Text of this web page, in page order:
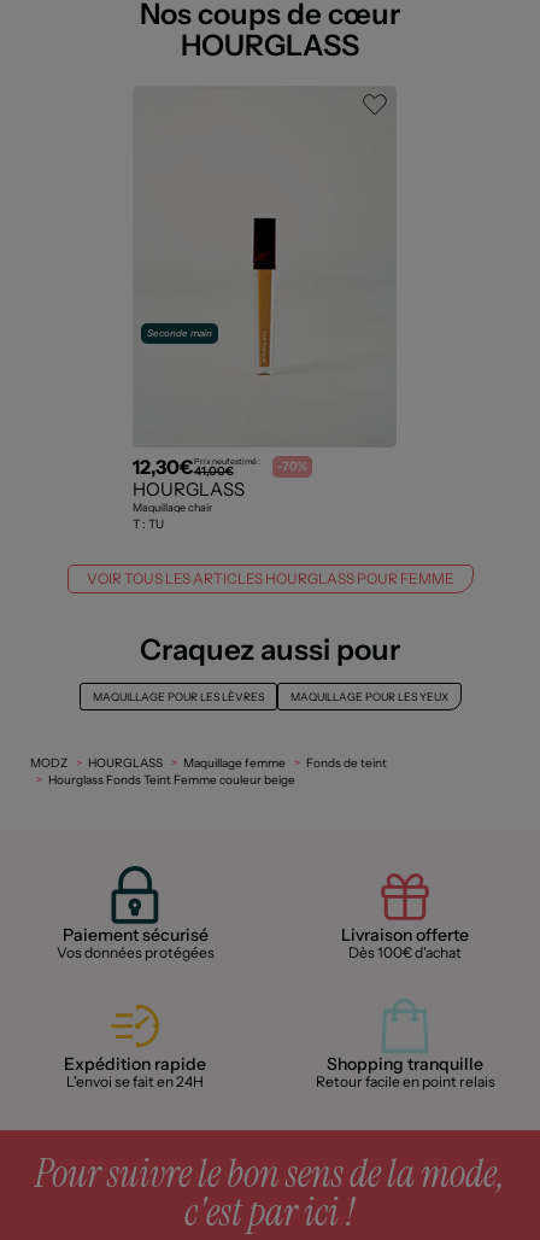
Nos coups de cœur
HOURGLASS
Seconde main
12,30€Prix neuf estimé :
41,00€ -70%
HOURGLASS
Maquillage chair
T : TU
VOIR TOUS LES ARTICLES HOURGLASS POUR FEMME
Craquez aussi pour
MAQUILLAGE POUR LES LÈVRES MAQUILLAGE POUR LES YEUX
MODZ HOURGLASS Maquillage femme
Fonds de teint
Hourglass Fonds Teint Femme couleur beige
Paiement sécurisé
Vos données protégées
Livraison offerte
Dès 100€ d'achat
Expédition rapide
L'envoi se fait en 24H
Shopping tranquille
Retour facile en point relais
Pour suivre le bon sens de la mode,
c'est par ici !